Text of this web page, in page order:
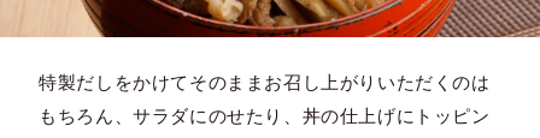
特製だしをかけてそのままお召し上がりいただくのは
もちろん、サラダにのせたり、丼の仕上げにトッピン